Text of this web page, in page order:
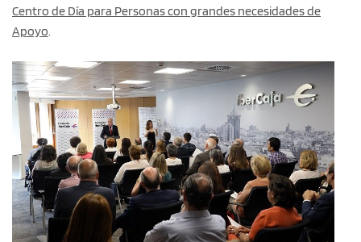
Centro de Día para Personas con grandes necesidades de
Apoyo.